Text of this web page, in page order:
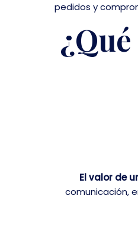
pedidos y
¿Qué
El valor de
comunicación,